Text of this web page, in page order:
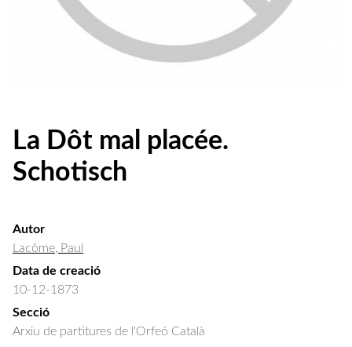
La Dôt mal placée.
Schotisch
Autor
Lacôme, Paul
Data de creació
10-12-1873
Secció
Arxiu de partitures de l'Orfeó Català